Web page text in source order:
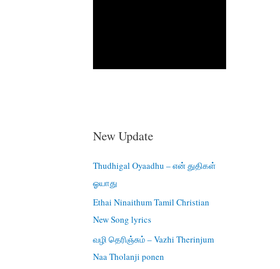
New Update
Thudhigal Oyaadhu – என் துதிகள்
ஓயாது
Ethai Ninaithum Tamil Christian
New Song lyrics
வழி தெரிஞ்சும் – Vazhi Therinjum
Naa Tholanji ponen